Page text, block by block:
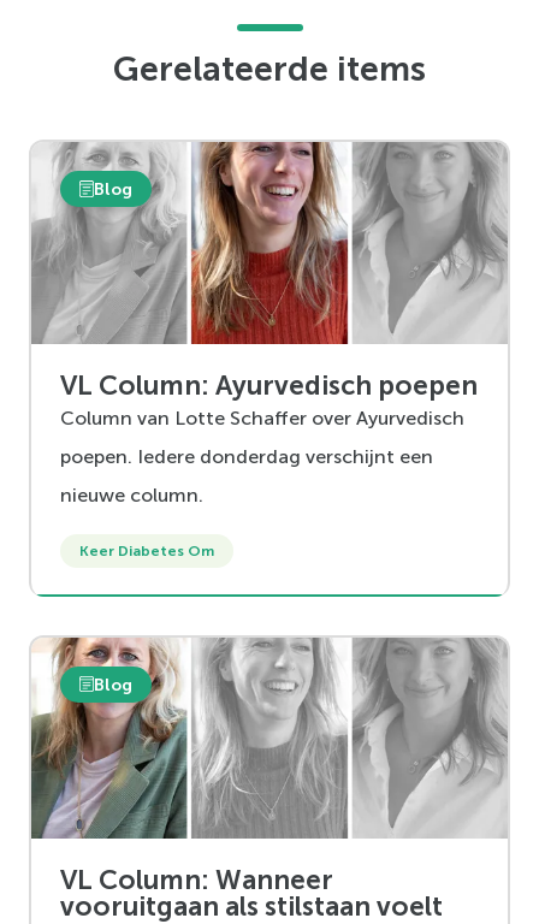
Gerelateerde items
Blog
VL Column: Ayurvedisch poepen
Column van Lotte Schaffer over Ayurvedisch
poepen. Iedere donderdag verschijnt een
nieuwe column.
Keer Diabetes Om
Blog
VL Column: Wanneer
vooruitgaan als stilstaan voelt